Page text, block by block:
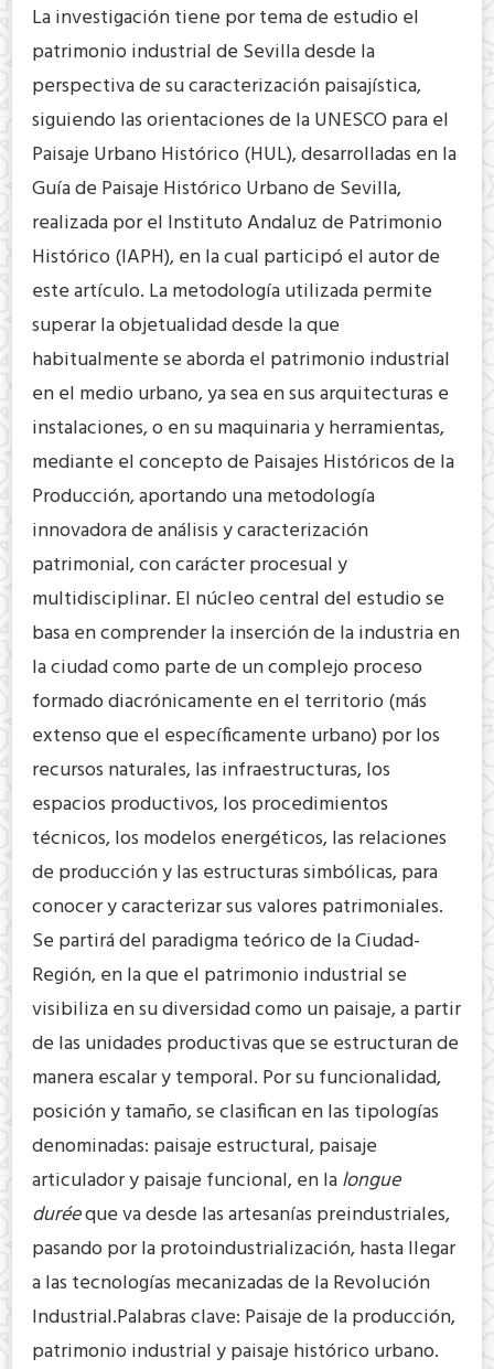
La investigación tiene por tema de estudio el
patrimonio industrial de Sevilla desde la
perspectiva de su caracterización paisajística,
siguiendo las orientaciones de la UNESCO para el
Paisaje Urbano Histórico (HUL), desarrolladas en la
Guía de Paisaje Histórico Urbano de Sevilla,
realizada por el Instituto Andaluz de Patrimonio
Histórico (IAPH), en la cual participó el autor de
este artículo. La metodología utilizada permite
superar la objetualidad desde la que
habitualmente se aborda el patrimonio industrial
en el medio urbano, ya sea en sus arquitecturas e
instalaciones, o en su maquinaria y herramientas,
mediante el concepto de Paisajes Históricos de la
Producción, aportando una metodología
innovadora de análisis y caracterización
patrimonial, con carácter procesual y
multidisciplinar. El núcleo central del estudio se
basa en comprender la inserción de la industria en
la ciudad como parte de un complejo proceso
formado diacrónicamente en el territorio (más
extenso que el específicamente urbano) por los
recursos naturales, las infraestructuras, los
espacios productivos, los procedimientos
técnicos, los modelos energéticos, las relaciones
de producción y las estructuras simbólicas, para
conocer y caracterizar sus valores patrimoniales.
Se partirá del paradigma teórico de la Ciudad-
Región, en la que el patrimonio industrial se
visibiliza en su diversidad como un paisaje, a partir
de las unidades productivas que se estructuran de
manera escalar y temporal. Por su funcionalidad,
posición y tamaño, se clasifican en las tipologías
denominadas: paisaje estructural, paisaje
articulador y paisaje funcional, en lalongue
duréeque va desde las artesanías preindustriales,
pasando por la protoindustrialización, hasta llegar
a las tecnologías mecanizadas de la Revolución
Industrial.Palabras clave: Paisaje de la producción,
patrimonio industrial y paisaje histórico urbano.